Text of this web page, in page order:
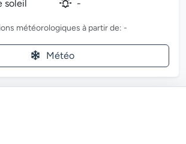
soleil
-
météorologiques à partir de: -
Météo